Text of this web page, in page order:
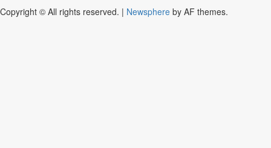
Copyright © All rights reserved. | Newsphere by AF themes.